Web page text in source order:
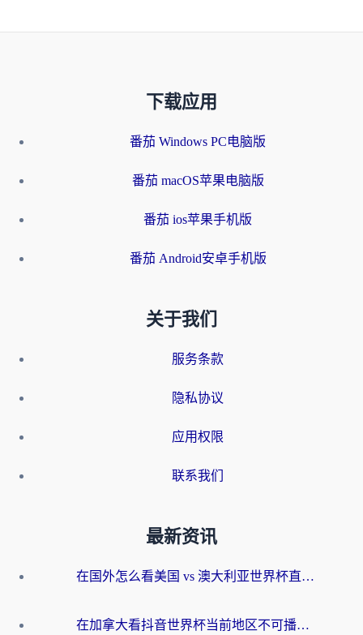
下载应用
番茄 Windows PC电脑版
番茄 macOS苹果电脑版
番茄 ios苹果手机版
番茄 Android安卓手机版
关于我们
服务条款
隐私协议
应用权限
联系我们
最新资讯
在国外怎么看美国 vs 澳大利亚世界杯直播？海外党必藏的中文解说观赛指南
在加拿大看抖音世界杯当前地区不可播放？海外党体育观赛终极指南